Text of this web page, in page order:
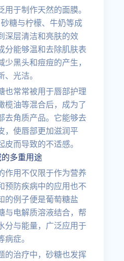
用于制作天然的面膜。
糖与柠檬、牛奶等成
深层清洁和亮肤的效
分能够温和去除肌肤表
黑头和痘痘的产生，
光洁。
也常常被用于唇部护理
榄油等混合后，成为了
去角质产品。它能够去
，使唇部更加滋润平
而导致的不适感。
多重用途
作用不仅限于作为营养
预防疾病中的应用也不
的例子便是葡萄糖盐
与电解质溶液结合，帮
分与能量，广泛应用于
症。
的治疗中，砂糖也发挥